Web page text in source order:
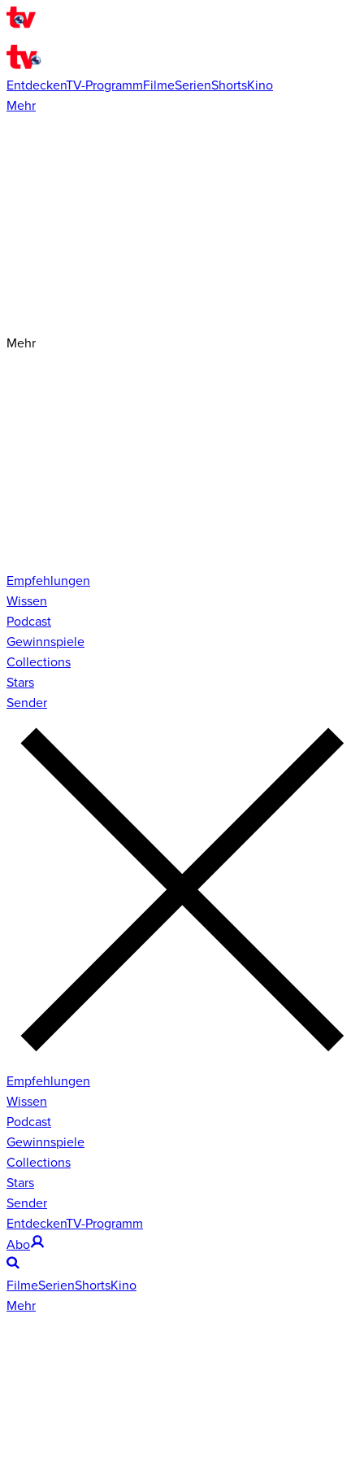
EntdeckenTV-ProgrammFilmeSerienShortsKino
Mehr
Mehr
Empfehlungen
Wissen
Podcast
Gewinnspiele
Collections
Stars
Sender
Empfehlungen
Wissen
Podcast
Gewinnspiele
Collections
Stars
Sender
EntdeckenTV-Programm
Abo
FilmeSerienShortsKino
Mehr